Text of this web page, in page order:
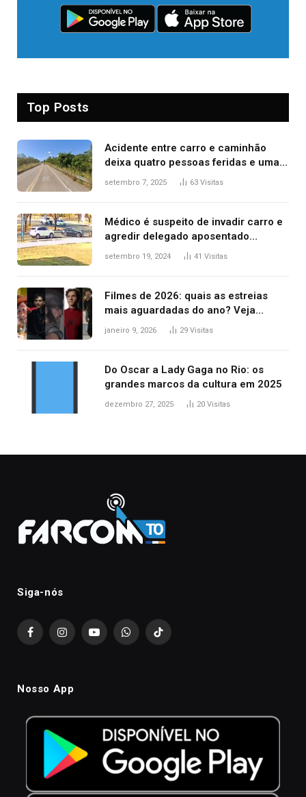
Top Posts
Acidente entre carro e caminhão
deixa quatro pessoas feridas e uma
mulher morta na TO-070
setembro 7, 2025 63 Visitas
Médico é suspeito de invadir carro e
agredir delegado aposentado
durante confusão no trânsito
setembro 19, 2024 41 Visitas
Filmes de 2026: quais as estreias
mais aguardadas do ano? Veja
principais lançamentos do cinema
janeiro 9, 2026 29 Visitas
Do Oscar a Lady Gaga no Rio: os
grandes marcos da cultura em 2025
dezembro 27, 2025 20 Visitas
Siga-nós
FacebookInstagramYouTubeWhatsAppTikTok
Nosso App